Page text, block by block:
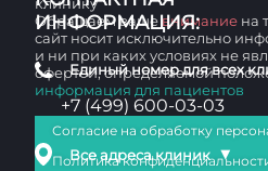
ИНФОРМАЦИЯ:
Единый номер для всех
+7 (499) 600-03-03
Все адреса клиник ▼
клинику
Обращаем вашевнимание на
сайт носит исключительно
и ни при каких условиях не
офертой, определяемой
информация для пациентов
Согласие на обработку
Политика